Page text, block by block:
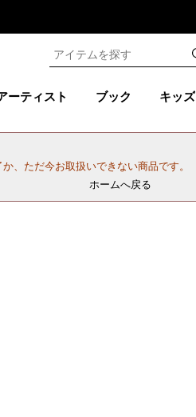
ーティスト ブック キッズ
、ただ今お取扱いできない商品です。
ホームへ戻る